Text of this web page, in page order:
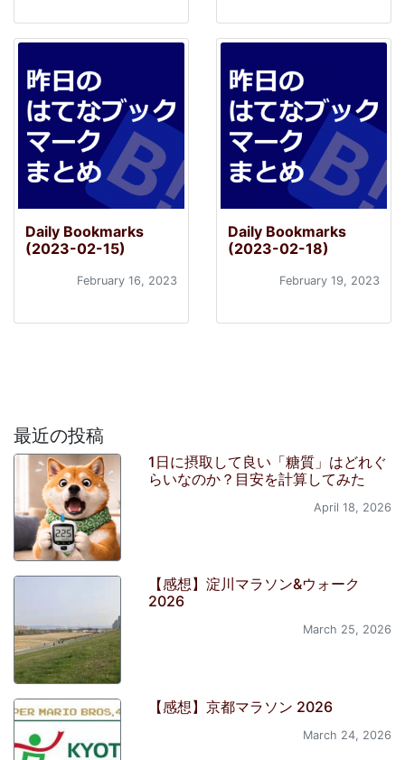
Daily Bookmarks
(2023-02-15)
February 16, 2023
Daily Bookmarks
(2023-02-18)
February 19, 2023
最近の投稿
1日に摂取して良い「糖質」はどれぐ
らいなのか？目安を計算してみた
April 18, 2026
【感想】淀川マラソン&ウォーク
2026
March 25, 2026
【感想】京都マラソン 2026
March 24, 2026